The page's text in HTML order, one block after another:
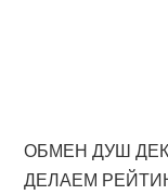
ОБМЕН ДУШ
ДЕЛАЕМ